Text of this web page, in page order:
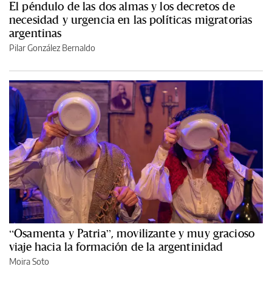
El péndulo de las dos almas y los decretos de
necesidad y urgencia en las políticas migratorias
argentinas
Pilar González Bernaldo
“Osamenta y Patria”, movilizante y muy gracioso
viaje hacia la formación de la argentinidad
Moira Soto